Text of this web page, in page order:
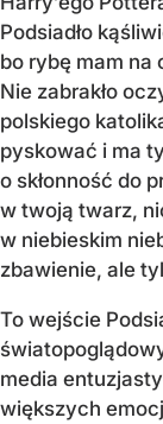
Podsiadło
bo rybę mam na
Nie zabrakło
polskiego
pyskować i ma
o skłonność do
w twoją twarz,
w niebieskim
zbawienie, ale
To wejście
media
większych